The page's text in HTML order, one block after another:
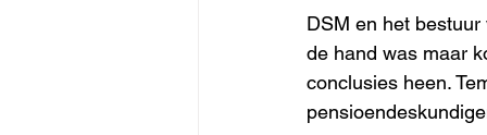
DSM en het
de hand was maar
conclusies heen.